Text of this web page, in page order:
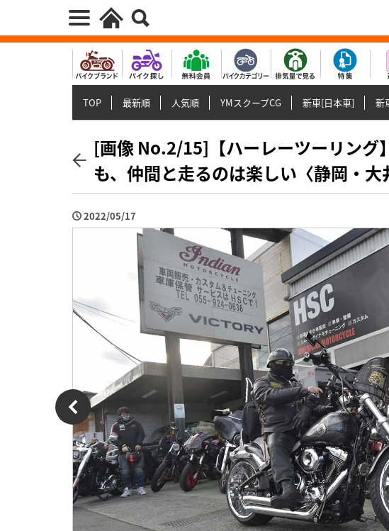
TOP 最新順 人気順 YMスクープCG 新車[日本車] 新
[画像 No.2/15]【ハーレーツーリング
も、仲間と走るのは楽しい〈静岡・大
2022/05/17